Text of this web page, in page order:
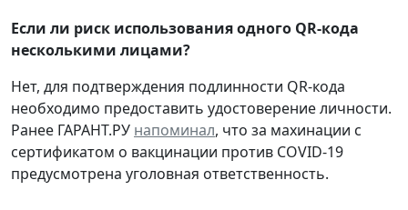
Если ли риск использования одного QR-кода
несколькими лицами?
Нет, для подтверждения подлинности QR-кода
необходимо предоставить удостоверение личности.
Ранее ГАРАНТ.РУ напоминал, что за махинации с
сертификатом о вакцинации против COVID-19
предусмотрена уголовная ответственность.